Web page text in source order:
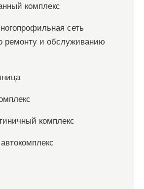
комплекс
сеть
ремонту и обслуживанию
комплекс